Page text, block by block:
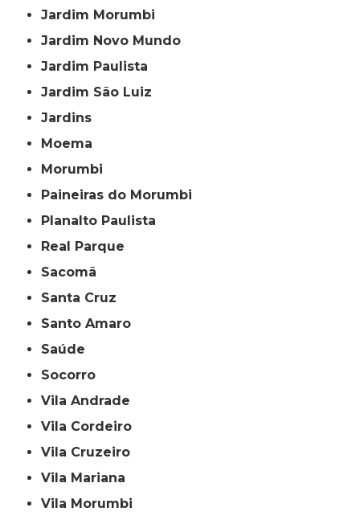
Jardim Morumbi
Jardim Novo Mundo
Jardim Paulista
Jardim São Luiz
Jardins
Moema
Morumbi
Paineiras do Morumbi
Planalto Paulista
Real Parque
Sacomã
Santa Cruz
Santo Amaro
Saúde
Socorro
Vila Andrade
Vila Cordeiro
Vila Cruzeiro
Vila Mariana
Vila Morumbi